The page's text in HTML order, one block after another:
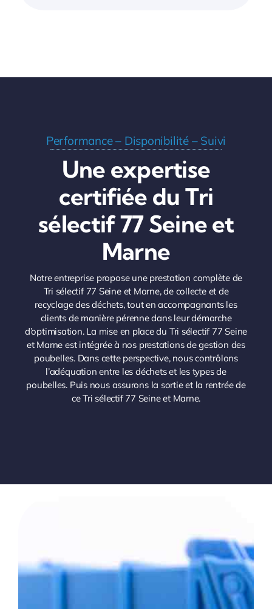
Performance – Disponibilité – Suivi
Une expertise
certifiée du Tri
sélectif 77 Seine et
Marne
Notre entreprise propose une prestation complète de
Tri sélectif 77 Seine et Marne, de collecte et de
recyclage des déchets, tout en accompagnants les
clients de manière pérenne dans leur démarche
d’optimisation. La mise en place du Tri sélectif 77 Seine
et Marne est intégrée à nos prestations de gestion des
poubelles. Dans cette perspective, nous contrôlons
l’adéquation entre les déchets et les types de
poubelles. Puis nous assurons la sortie et la rentrée de
ce Tri sélectif 77 Seine et Marne.